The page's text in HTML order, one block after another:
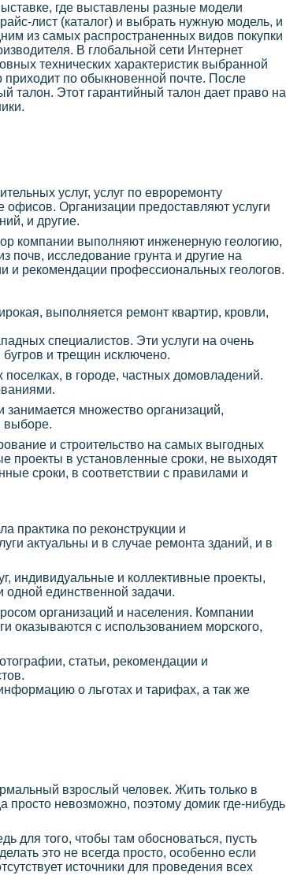
где выставлены разные модели
лист (каталог) и выбрать нужную модель, и
из самых распространенных видов покупки
В глобальной сети Интернет
технических характеристик выбранной
приходит по обыкновенной почте. После
талон. Этот гарантийный талон дает право на
услуг, услуг по евроремонту
Организации предоставляют услуги
и другие.
компании выполняют инженерную геологию,
почв, исследование грунта и другие на
и рекомендации профессиональных геологов.
выполняется ремонт квартир, кровли,
специалистов. Эти услуги на очень
и трещин исключено.
поселках, в городе, частных домовладений.
занимается множество организаций,
выборе.
и строительство на самых выгодных
проекты в установленные сроки, не выходят
сроки, в соответствии с правилами и
практика по реконструкции и
актуальны и в случае ремонта зданий, и в
индивидуальные и коллективные проекты,
одной единственной задачи.
организаций и населения. Компании
оказываются с использованием морского,
статьи, рекомендации и
о льготах и тарифах, а так же
взрослый человек. Жить только в
невозможно, поэтому домик где-нибудь
для того, чтобы там обосноваться, пусть
это не всегда просто, особенно если
источники для проведения всех